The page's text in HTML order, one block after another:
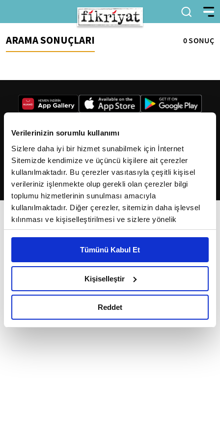
Verilerinizin sorumlu kullanımı
Sizlere daha iyi bir hizmet sunabilmek için İnternet
Sitemizde kendimize ve üçüncü kişilere ait çerezler
kullanılmaktadır. Bu çerezler vasıtasıyla çeşitli kişisel
verileriniz işlenmekte olup gerekli olan çerezler bilgi
toplumu hizmetlerinin sunulması amacıyla
kullanılmaktadır. Diğer çerezler, sitemizin daha işlevsel
kılınması ve kişiselleştirilmesi ve sizlere yönelik
reklam/pazarlama faaliyetlerinin yapılması, amaçlarıyla
Çerezlere ilişkin tercihlerinizi çerez paneli vasıtasıyla
belirleyebilirsiniz. Çerezlere ilişkin detaylı bilgi için
Ayarlar butonuna tıklayabilir,Çerez Bilgilendirme
Metnimizi ziyaret edebilirsiniz.
okumak ve sitemizi ziyaretiniz kapsamında
Tümünü Kabul Et
Kişiselleştir
Reddet
ARAMA SONUÇLARI 0 SONUÇ
2026Fikriyat. Tüm hakları saklıdır.